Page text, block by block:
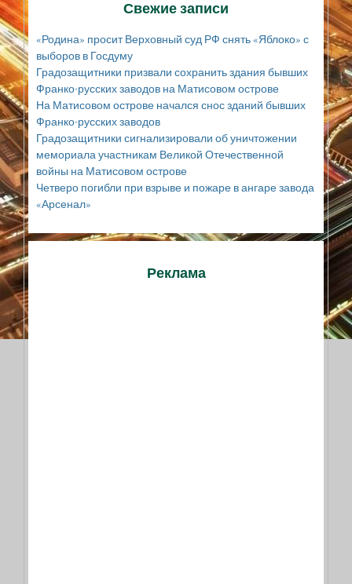
с
д
р
ж
а
и
ю
Свежие записи
«Родина» просит Верховный суд РФ снять «Яблоко» с
выборов в Госдуму
Градозащитники призвали сохранить здания бывших
Франко-русских заводов на Матисовом острове
На Матисовом острове начался снос зданий бывших
Франко-русских заводов
Градозащитники сигнализировали об уничтожении
мемориала участникам Великой Отечественной
войны на Матисовом острове
Четверо погибли при взрыве и пожаре в ангаре завода
«Арсенал»
Реклама